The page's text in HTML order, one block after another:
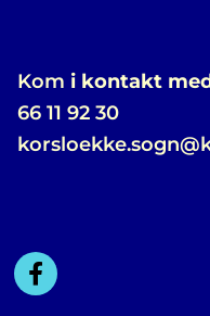
Kom i kontakt
66 11 92 30